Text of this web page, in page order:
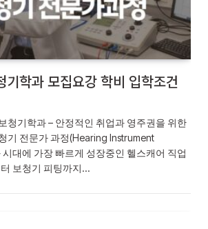
기학과 모집요강 학비 입학조건
청기학과 – 안정적인 취업과 영주권을 위한
기 전문가 과정(Hearing Instrument
대에 가장 빠르게 성장중인 헬스캐어 직업
보청기 피팅까지…